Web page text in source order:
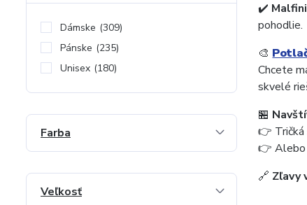
✔️ Malfini
pohodlie.
🎨
Chcete
skvelé
🏪
👉 Tričká
👉 Alebo
🔗 Zľavy
Dámske (309)
Pánske (235)
Unisex (180)
Farba
Veľkosť